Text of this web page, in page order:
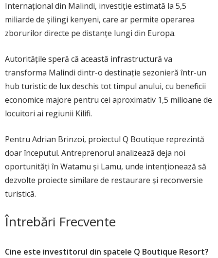
Internațional din Malindi, investiție estimată la 5,5
miliarde de șilingi kenyeni, care ar permite operarea
zborurilor directe pe distanțe lungi din Europa.
Autoritățile speră că această infrastructură va
transforma Malindi dintr-o destinație sezonieră într-un
hub turistic de lux deschis tot timpul anului, cu beneficii
economice majore pentru cei aproximativ 1,5 milioane de
locuitori ai regiunii Kilifi.
Pentru Adrian Brinzoi, proiectul Q Boutique reprezintă
doar începutul. Antreprenorul analizează deja noi
oportunități în Watamu și Lamu, unde intenționează să
dezvolte proiecte similare de restaurare și reconversie
turistică.
Întrebări Frecvente
Cine este investitorul din spatele Q Boutique Resort?